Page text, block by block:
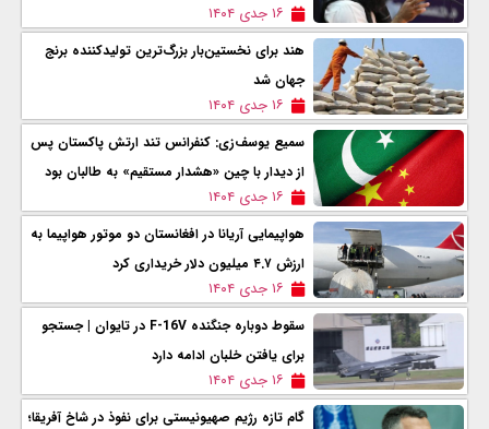
۱۶ جدی ۱۴۰۴
هند برای نخستین‌بار بزرگ‌ترین تولیدکننده برنج
جهان شد
۱۶ جدی ۱۴۰۴
سمیع یوسف‌زی: کنفرانس تند ارتش پاکستان پس
از دیدار با چین «هشدار مستقیم» به طالبان بود
۱۶ جدی ۱۴۰۴
هواپیمایی آریانا در افغانستان دو موتور هواپیما به
ارزش ۴.۷ میلیون دلار خریداری کرد
۱۶ جدی ۱۴۰۴
سقوط دوباره جنگنده F‑16V در تایوان | جستجو
برای یافتن خلبان ادامه دارد
۱۶ جدی ۱۴۰۴
گام تازه رژیم صهیونیستی برای نفوذ در شاخ آفریقا؛